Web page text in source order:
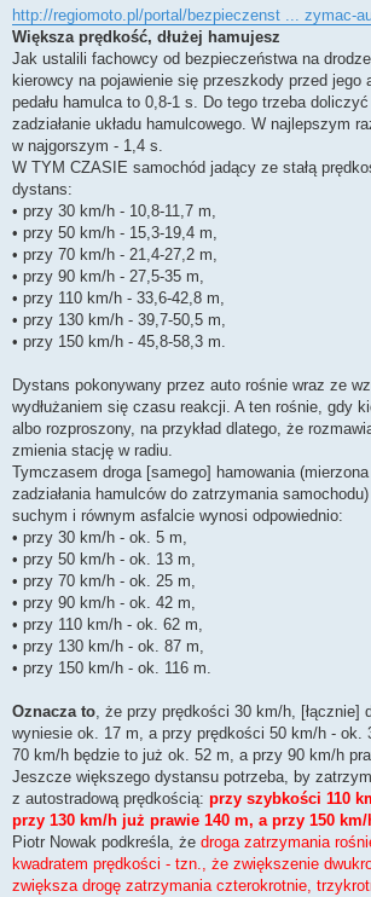
http://regiomoto.pl/portal/bezpieczenst ... zymac-
Większa prędkość, dłużej hamujesz
Jak ustalili fachowcy od bezpieczeństwa na
kierowcy na pojawienie się przeszkody przed jego
pedału hamulca to 0,8-1 s. Do tego trzeba
zadziałanie układu hamulcowego. W najlepszym
w najgorszym - 1,4 s.
W TYM CZASIE samochód jadący ze stałą
dystans:
• przy 30 km/h - 10,8-11,7 m,
• przy 50 km/h - 15,3-19,4 m,
• przy 70 km/h - 21,4-27,2 m,
• przy 90 km/h - 27,5-35 m,
• przy 110 km/h - 33,6-42,8 m,
• przy 130 km/h - 39,7-50,5 m,
• przy 150 km/h - 45,8-58,3 m.
Dystans pokonywany przez auto rośnie wraz ze
wydłużaniem się czasu reakcji. A ten rośnie, gdy
albo rozproszony, na przykład dlatego, że
zmienia stację w radiu.
Tymczasem droga [samego] hamowania
zadziałania hamulców do zatrzymania
suchym i równym asfalcie wynosi odpowiednio:
• przy 30 km/h - ok. 5 m,
• przy 50 km/h - ok. 13 m,
• przy 70 km/h - ok. 25 m,
• przy 90 km/h - ok. 42 m,
• przy 110 km/h - ok. 62 m,
• przy 130 km/h - ok. 87 m,
• przy 150 km/h - ok. 116 m.
Oznacza to, że przy prędkości 30 km/h, [łącznie]
wyniesie ok. 17 m, a przy prędkości 50 km/h - ok.
70 km/h będzie to już ok. 52 m, a przy 90 km/h
Jeszcze większego dystansu potrzeba, by
z autostradową prędkością: przy szybkości 110
przy 130 km/h już prawie 140 m, a przy 150
Piotr Nowak podkreśla, że droga zatrzymania
kwadratem prędkości - tzn., że zwiększenie
zwiększa drogę zatrzymania czterokrotnie,